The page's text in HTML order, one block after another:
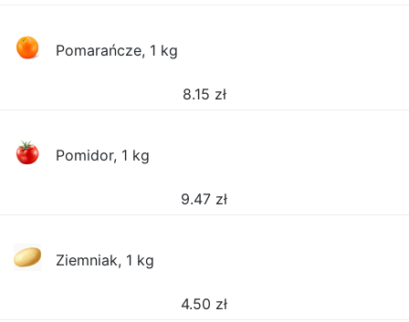
Pomarańcze, 1 kg
8.15 zł
Pomidor, 1 kg
9.47 zł
Ziemniak, 1 kg
4.50 zł